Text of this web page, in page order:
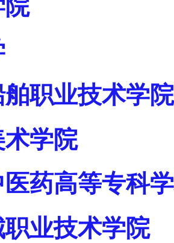
院
职业技术学院
学院
药高等专科
职业技术学院